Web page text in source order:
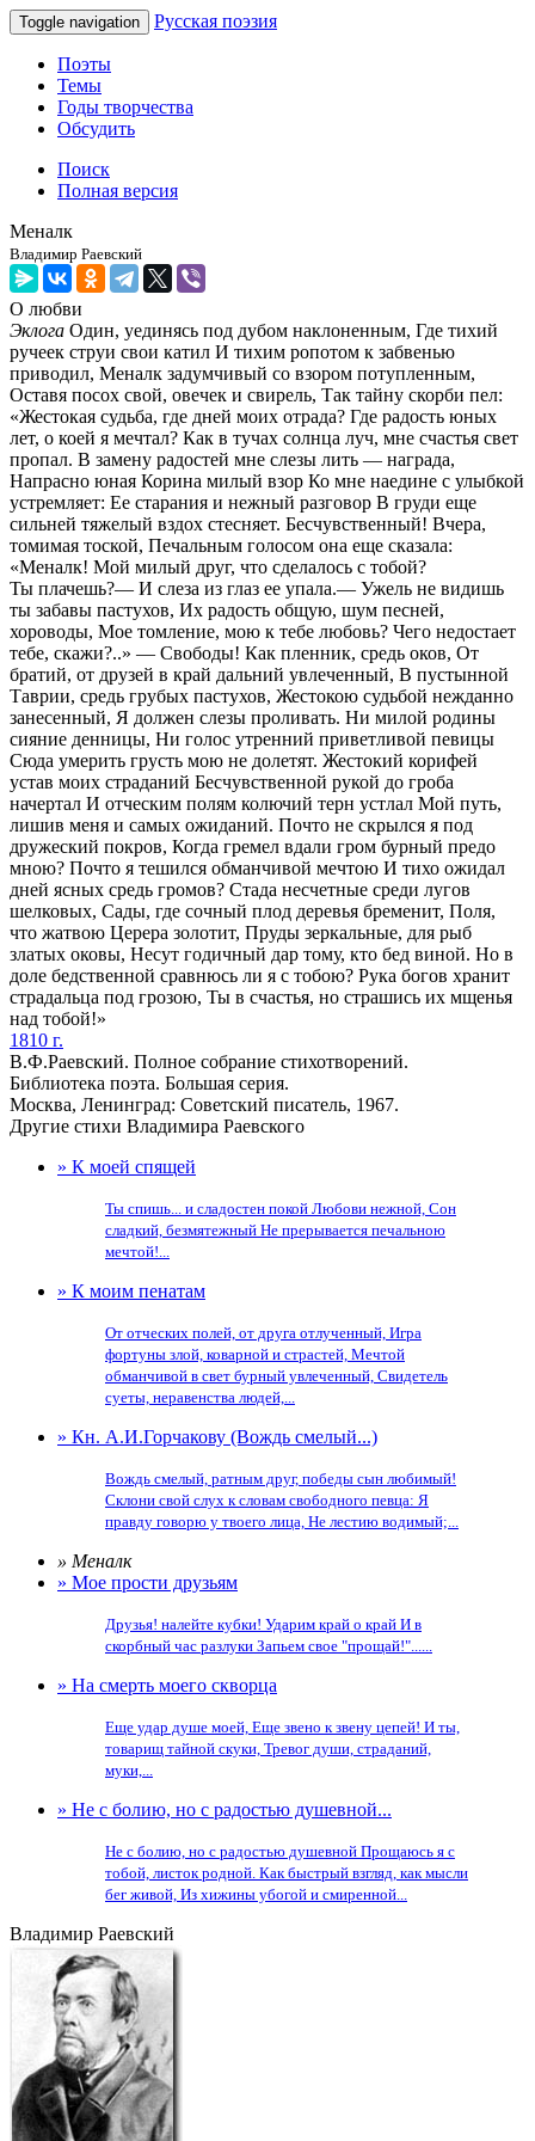
Toggle navigation Русская поэзия
Поэты
Темы
Годы творчества
Обсудить
Поиск
Полная версия
Меналк
Владимир Раевский
О любви
Эклога Один, уединясь под дубом наклоненным, Где тихий
ручеек струи свои катил И тихим ропотом к забвенью
приводил, Меналк задумчивый со взором потупленным,
Оставя посох свой, овечек и свирель, Так тайну скорби пел:
«Жестокая судьба, где дней моих отрада? Где радость юных
лет, о коей я мечтал? Как в тучах солнца луч, мне счастья свет
пропал. В замену радостей мне слезы лить — награда,
Напрасно юная Корина милый взор Ко мне наедине с улыбкой
устремляет: Ее старания и нежный разговор В груди еще
сильней тяжелый вздох стесняет. Бесчувственный! Вчера,
томимая тоской, Печальным голосом она еще сказала:
«Меналк! Мой милый друг, что сделалось с тобой?
Ты плачешь?— И слеза из глаз ее упала.— Ужель не видишь
ты забавы пастухов, Их радость общую, шум песней,
хороводы, Мое томление, мою к тебе любовь? Чего недостает
тебе, скажи?..» — Свободы! Как пленник, средь оков, От
братий, от друзей в край дальний увлеченный, В пустынной
Таврии, средь грубых пастухов, Жестокою судьбой нежданно
занесенный, Я должен слезы проливать. Ни милой родины
сияние денницы, Ни голос утренний приветливой певицы
Сюда умерить грусть мою не долетят. Жестокий корифей
устав моих страданий Бесчувственной рукой до гроба
начертал И отческим полям колючий терн устлал Мой путь,
лишив меня и самых ожиданий. Почто не скрылся я под
дружеский покров, Когда гремел вдали гром бурный предо
мною? Почто я тешился обманчивой мечтою И тихо ожидал
дней ясных средь громов? Стада несчетные среди лугов
шелковых, Сады, где сочный плод деревья бременит, Поля,
что жатвою Церера золотит, Пруды зеркальные, для рыб
златых оковы, Несут годичный дар тому, кто бед виной. Но в
доле бедственной сравнюсь ли я с тобою? Рука богов хранит
страдальца под грозою, Ты в счастья, но страшись их мщенья
над тобой!»
1810 г.
В.Ф.Раевский. Полное собрание стихотворений.
Библиотека поэта. Большая серия.
Москва, Ленинград: Советский писатель, 1967.
Другие стихи Владимира Раевского
» К моей спящей
Ты спишь... и сладостен покой Любови нежной, Сон
сладкий, безмятежный Не прерывается печальною
мечтой!...
» К моим пенатам
От отческих полей, от друга отлученный, Игра
фортуны злой, коварной и страстей, Мечтой
обманчивой в свет бурный увлеченный, Свидетель
суеты, неравенства людей,...
» Кн. А.И.Горчакову (Вождь смелый...)
Вождь смелый, ратным друг, победы сын любимый!
Склони свой слух к словам свободного певца: Я
правду говорю у твоего лица, Не лестию водимый;...
» Меналк
» Мое прости друзьям
Друзья! налейте кубки! Ударим край о край И в
скорбный час разлуки Запьем свое "прощай!"......
» На смерть моего скворца
Еще удар душе моей, Еще звено к звену цепей! И ты,
товарищ тайной скуки, Тревог души, страданий,
муки,...
» Не с болию, но с радостью душевной...
Не с болию, но с радостью душевной Прощаюсь я с
тобой, листок родной. Как быстрый взгляд, как мысли
бег живой, Из хижины убогой и смиренной...
Владимир Раевский